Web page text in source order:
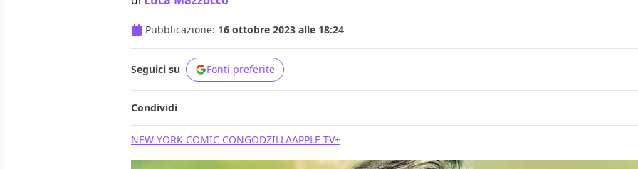
Pubblicazione: 16 ottobre 2023 alle 18:24
Seguici su Fonti preferite
Condividi
NEW YORK COMIC CONGODZILLAAPPLE TV+